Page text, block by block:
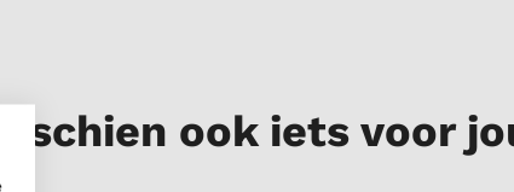
ook iets voor